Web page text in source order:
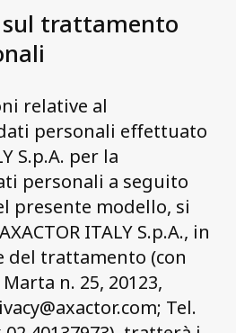
trattamento
relative al
personali effettuato
S.p.A. per la
personali a seguito
presente modello, si
ITALY S.p.A., in
trattamento (con
n. 25, 20123,
Tel.